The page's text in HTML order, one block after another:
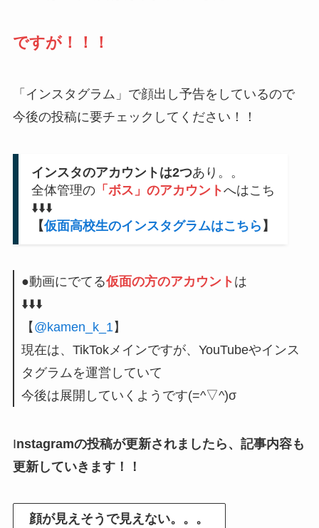
ですが！！！
「インスタグラム」で顔出し予告をしているので
今後の投稿に要チェックしてください！！
インスタのアカウントは2つあり。。
全体管理の「ボス」のアカウントへはこち
⬇️⬇️⬇️
【仮面高校生のインスタグラムはこちら 】
●動画にでてる仮面の方のアカウント は
⬇️⬇️⬇️
【 @kamen_k_1 】
現在は、TikTokメインですが、YouTubeやインス
タグラムを運営していて
今後は展開していくようです(=^▽^)σ
Instagramの投稿が更新されましたら、記事内容も
更新していきます！！
顔が見えそうで見えない。。。